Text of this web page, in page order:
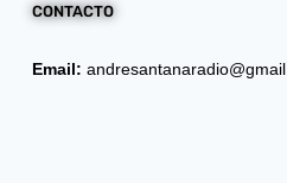
CONTACTO
Email: